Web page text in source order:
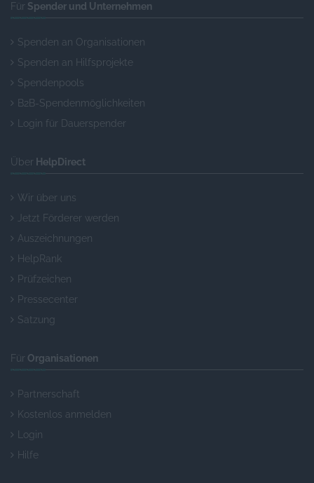
Für Spender und Unternehmen
Spenden an Organisationen
Spenden an Hilfsprojekte
Spendenpools
B2B-Spendenmöglichkeiten
Login für Dauerspender
Über HelpDirect
Wir über uns
Jetzt Förderer werden
Auszeichnungen
HelpRank
Prüfzeichen
Pressecenter
Satzung
Für Organisationen
Partnerschaft
Kostenlos anmelden
Login
Hilfe